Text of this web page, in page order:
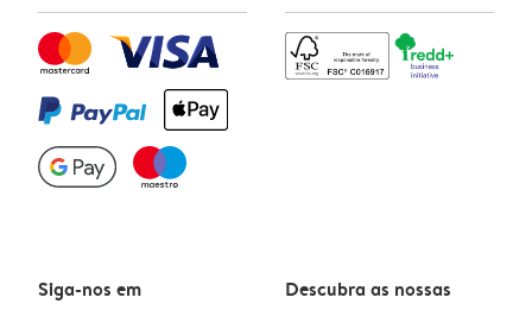
Siga-nos em
Descubra as nossas